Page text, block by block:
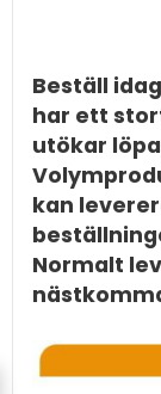
Beställ
har ett
utökar
kan
Normalt